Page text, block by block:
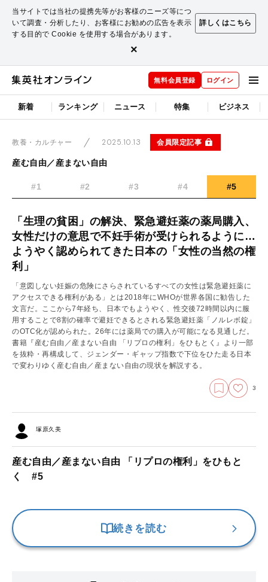
当サイトでは当社の提携先等がお客様のニーズ等につ
いて調査・分析したり、お客様にお勧めの広告を表示
する目的で Cookie を使用する場合があります。
詳しくはこちら
×
無料会員登録 ログイン
新着 ランキング ニュース 特集 ビジネス
教養・カルチャー 2025.10.13 会員限定記事
産む自由／産まない自由
#1 #2 #3 #4 #5
「生理の貧困」の解決、緊急避妊薬の薬局購入、
女性だけの意思で不妊手術が受けられるように…
ようやく認められてきた日本の「女性の当然の権
利」
「意図しない妊娠の危険にさらされているすべての女性は緊急避妊薬に
アクセスできる権利がある」とは2018年にWHOが世界各国に勧告した
文言だ。ここから7年経ち、日本でもようやく、性交後72時間以内に服
用することで8割の確率で避妊できるとされる緊急避妊薬「ノルレボ錠」
のOTC化が認められた。26年には薬局での購入が可能になる見通しだ。
書籍『産む自由／産まない自由 「リプロの権利」をひもとく』より一部
を抜粋・再構成して、ジェンダー・ギャップ指数で下位をひた走る日本
で変わりゆく産む自由／産まない自由の現状を解説する。
3
塚原久美
産む自由／産まない自由 「リプロの権利」をひもと
く #5
続きを読む